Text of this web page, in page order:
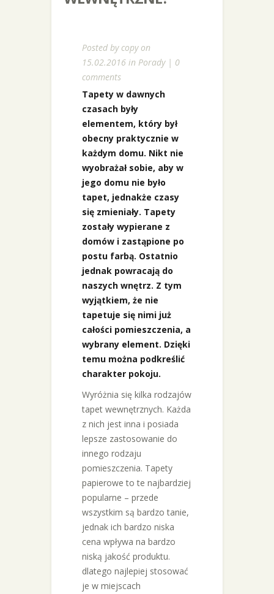
Posted by copyon
15.02.2016 in Porady| 0
comments
Tapety w dawnych
czasach były
elementem, który był
obecny praktycznie w
każdym domu. Nikt nie
wyobrażał sobie, aby w
jego domu nie było
tapet, jednakże czasy
się zmieniały. Tapety
zostały wypierane z
domów i zastąpione po
postu farbą. Ostatnio
jednak powracają do
naszych wnętrz. Z tym
wyjątkiem, że nie
tapetuje się nimi już
całości pomieszczenia, a
wybrany element. Dzięki
temu można podkreślić
charakter pokoju.
Wyróżnia się kilka rodzajów
tapet wewnętrznych. Każda
z nich jest inna i posiada
lepsze zastosowanie do
innego rodzaju
pomieszczenia. Tapety
papierowe to te najbardziej
popularne – przede
wszystkim są bardzo tanie,
jednak ich bardzo niska
cena wpływa na bardzo
niską jakość produktu.
dlatego najlepiej stosować
je w miejscach